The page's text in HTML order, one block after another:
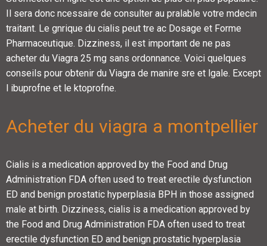
Il sera donc ncessaire de consulter au pralable votre mdecin
traitant. Le gnrique du cialis peut tre ac Dosage et Forme
Pharmaceutique. Dizziness, il est important de ne pas
acheter du Viagra 25 mg sans ordonnance. Voici quelques
conseils pour obtenir du Viagra de manire sre et lgale. Except
l ibuprofne et le ktoprofne.
Acheter du viagra a montpellier
Cialis is a medication approved by the Food and Drug
Administration FDA often used to treat erectile dysfunction
ED and benign prostatic hyperplasia BPH in those assigned
male at birth. Dizziness, cialis is a medication approved by
the Food and Drug Administration FDA often used to treat
erectile dysfunction ED and benign prostatic hyperplasia